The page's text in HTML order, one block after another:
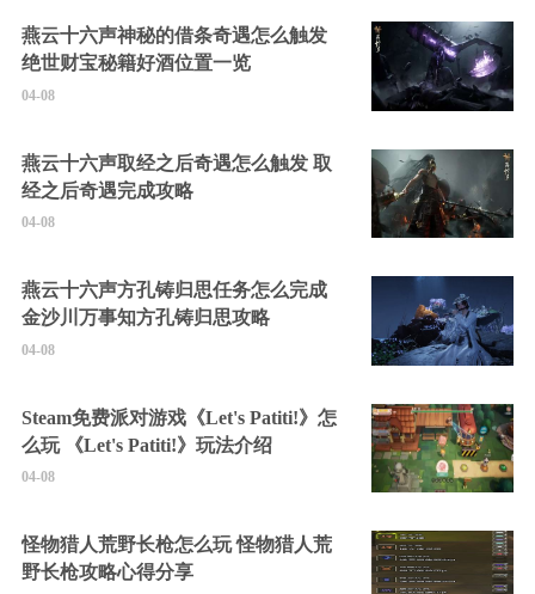
燕云十六声神秘的借条奇遇怎么触发
绝世财宝秘籍好酒位置一览
04-08
燕云十六声取经之后奇遇怎么触发 取
经之后奇遇完成攻略
04-08
燕云十六声方孔铸归思任务怎么完成
金沙川万事知方孔铸归思攻略
04-08
Steam免费派对游戏《Let's Patiti!》怎
么玩 《Let's Patiti!》玩法介绍
04-08
怪物猎人荒野长枪怎么玩 怪物猎人荒
野长枪攻略心得分享